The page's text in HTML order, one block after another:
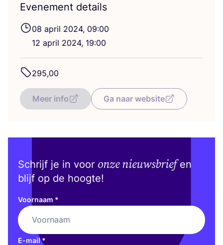
Evenement details
08 april 2024, 09:00
12 april 2024, 19:00
295,00
Meer info Ga naar website
Schrijf je in voor onze nieuwsbriefen
blijf op de hoogte!
Voornaam *
E-mail*